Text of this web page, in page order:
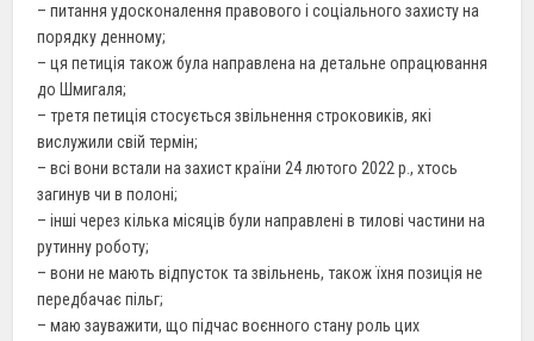
– питання удосконалення правового і соціального захисту на
порядку денному;
– ця петиція також була направлена на детальне опрацювання
до Шмигаля;
– третя петиція стосується звільнення строковиків, які
вислужили свій термін;
– всі вони встали на захист країни 24 лютого 2022 р., хтось
загинув чи в полоні;
– інші через кілька місяців були направлені в тилові частини на
рутинну роботу;
– вони не мають відпусток та звільнень, також їхня позиція не
передбачає пільг;
– маю зауважити, що підчас воєнного стану роль цих